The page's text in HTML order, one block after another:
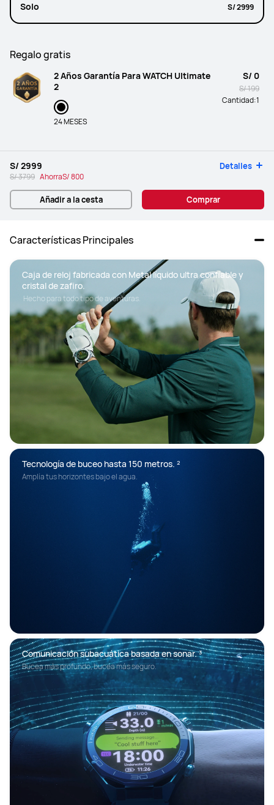
Solo S/ 2999
Regalo gratis
2 Años Garantía Para WATCH Ultimate
2
24 MESES
S/ 0
S/ 199
Cantidad:1
S/ 2999 Detalles
S/ 3799 AhorraS/ 800
Añadir a la cesta Comprar
Características Principales
Caja de reloj fabricada con Metal líquido ultra confiable y
cristal de zafiro.
Hecho para todo tipo de aventuras.
Tecnología de buceo hasta 150 metros. ²
Amplía tus horizontes bajo el agua.
Comunicación subacuática basada en sonar. ³
Bucea más profundo, bucea más seguro.